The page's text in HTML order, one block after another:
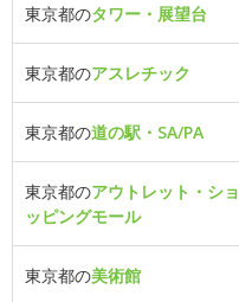
東京都のタワー・展望台
東京都のアスレチック
東京都の道の駅・SA/PA
東京都のアウトレット・ショ
ッピングモール
東京都の美術館